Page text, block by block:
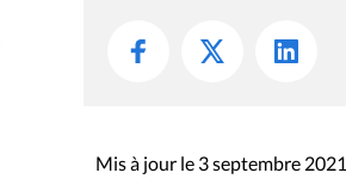
Mis à jour le 3 septembre 2021